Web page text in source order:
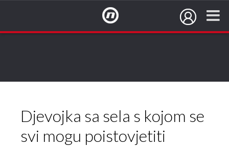
Djevojka sa sela s kojom se
svi mogu poistovjetiti